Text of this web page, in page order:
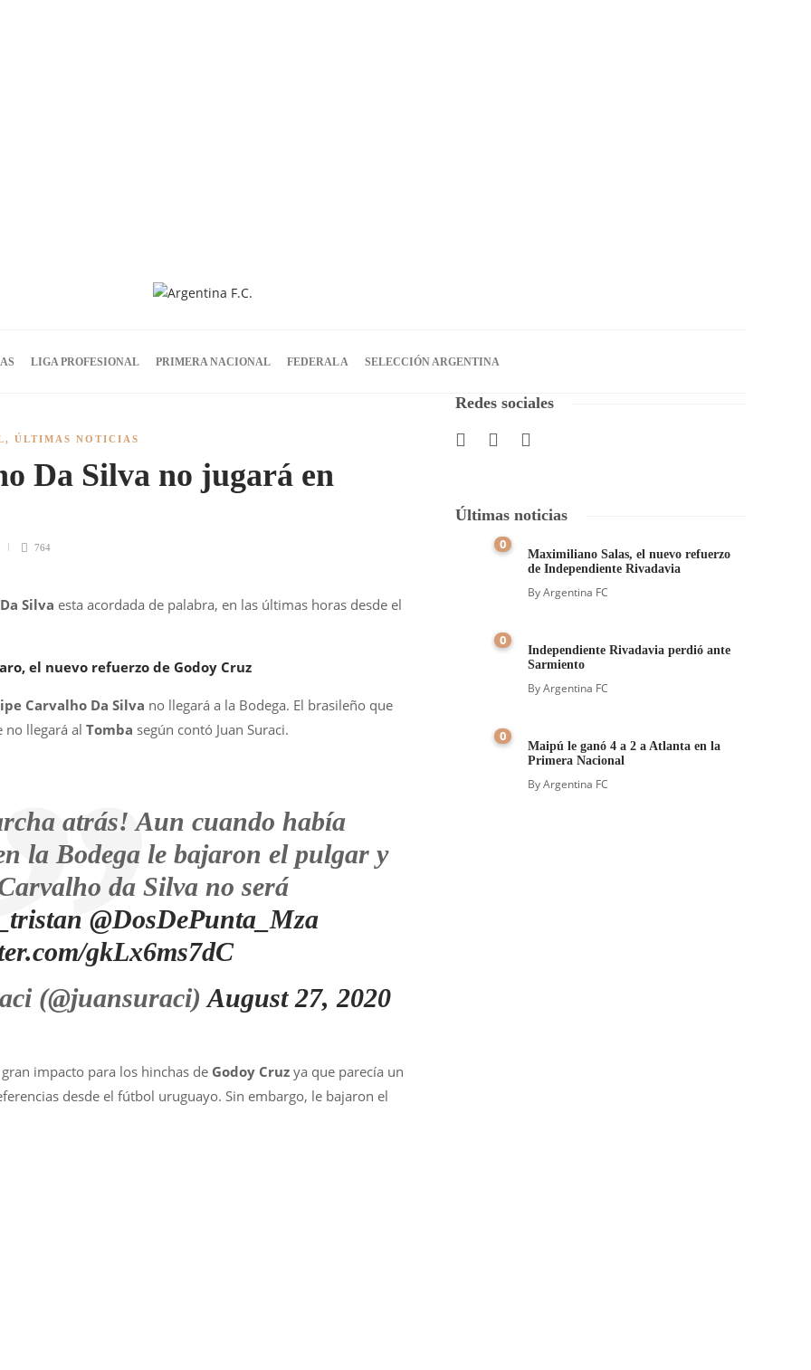
LIGA PROFESIONAL PRIMERA NACIONAL FEDERAL A SELECCIÓN ARGENTINA
, ÚLTIMAS NOTICIAS
Da Silva no jugará en
764
Silva esta acordada de palabra, en las últimas horas desde el
el nuevo refuerzo de Godoy Cruz
Carvalho Da Silva no llegará a la Bodega. El brasileño que
no llegará al Tomba según contó Juan Suraci.
atrás! Aun cuando había
la Bodega le bajaron el pulgar y
da Silva no será
@DosDePunta_Mza
gkLx6ms7dC
(@juansuraci)August 27, 2020
impacto para los hinchas de Godoy Cruz ya que parecía un
desde el fútbol uruguayo. Sin embargo, le bajaron el
Redes sociales
Últimas noticias
0
Maximiliano Salas, el nuevo refuerzo
de Independiente Rivadavia
ByArgentina FC
0
Independiente Rivadavia perdió ante
Sarmiento
ByArgentina FC
0
Maipú le ganó 4 a 2 a Atlanta en la
Primera Nacional
ByArgentina FC